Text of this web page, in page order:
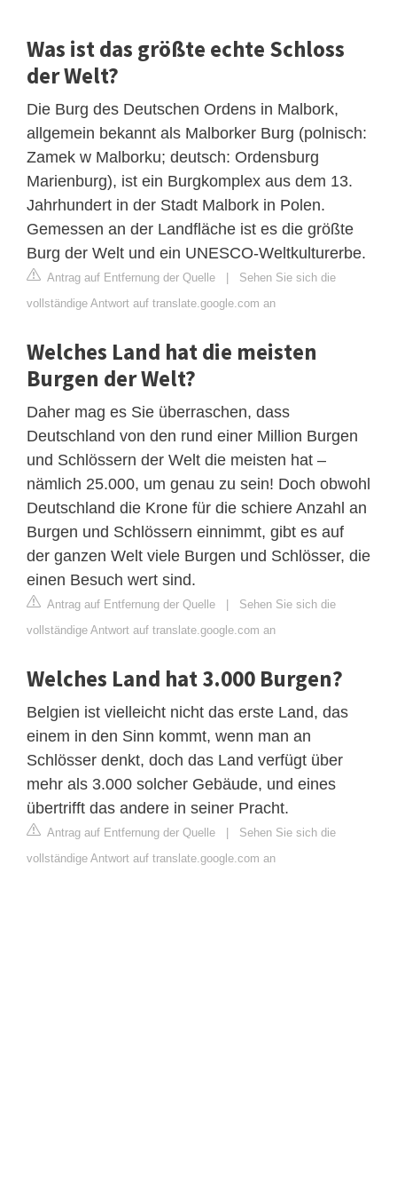
Was ist das größte echte Schloss
der Welt?
Die Burg des Deutschen Ordens in Malbork,
allgemein bekannt als Malborker Burg (polnisch:
Zamek w Malborku; deutsch: Ordensburg
Marienburg), ist ein Burgkomplex aus dem 13.
Jahrhundert in der Stadt Malbork in Polen.
Gemessen an der Landfläche ist es die größte
Burg der Welt und ein UNESCO-Weltkulturerbe.
Antrag auf Entfernung der Quelle | Sehen Sie sich die
vollständige Antwort auf translate.google.com an
Welches Land hat die meisten
Burgen der Welt?
Daher mag es Sie überraschen, dass
Deutschland von den rund einer Million Burgen
und Schlössern der Welt die meisten hat –
nämlich 25.000, um genau zu sein! Doch obwohl
Deutschland die Krone für die schiere Anzahl an
Burgen und Schlössern einnimmt, gibt es auf
der ganzen Welt viele Burgen und Schlösser, die
einen Besuch wert sind.
Antrag auf Entfernung der Quelle | Sehen Sie sich die
vollständige Antwort auf translate.google.com an
Welches Land hat 3.000 Burgen?
Belgien ist vielleicht nicht das erste Land, das
einem in den Sinn kommt, wenn man an
Schlösser denkt, doch das Land verfügt über
mehr als 3.000 solcher Gebäude, und eines
übertrifft das andere in seiner Pracht.
Antrag auf Entfernung der Quelle | Sehen Sie sich die
vollständige Antwort auf translate.google.com an